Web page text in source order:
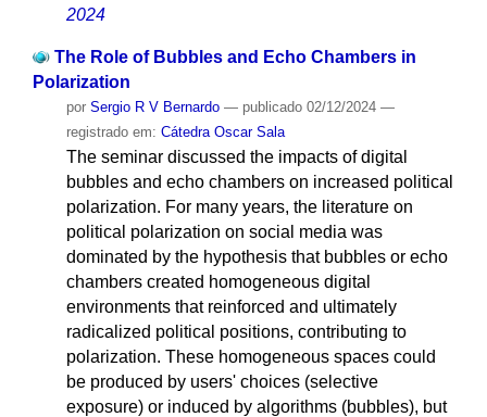
2024
The Role of Bubbles and Echo Chambers in
Polarization
por Sergio R V Bernardo — publicado02/12/2024 —
registrado em: Cátedra Oscar Sala
The seminar discussed the impacts of digital
bubbles and echo chambers on increased political
polarization. For many years, the literature on
political polarization on social media was
dominated by the hypothesis that bubbles or echo
chambers created homogeneous digital
environments that reinforced and ultimately
radicalized political positions, contributing to
polarization. These homogeneous spaces could
be produced by users' choices (selective
exposure) or induced by algorithms (bubbles), but